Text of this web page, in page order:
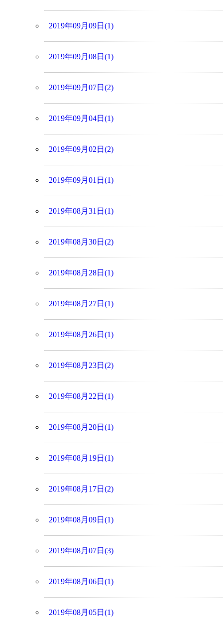
2019年09月09日(1)
2019年09月08日(1)
2019年09月07日(2)
2019年09月04日(1)
2019年09月02日(2)
2019年09月01日(1)
2019年08月31日(1)
2019年08月30日(2)
2019年08月28日(1)
2019年08月27日(1)
2019年08月26日(1)
2019年08月23日(2)
2019年08月22日(1)
2019年08月20日(1)
2019年08月19日(1)
2019年08月17日(2)
2019年08月09日(1)
2019年08月07日(3)
2019年08月06日(1)
2019年08月05日(1)